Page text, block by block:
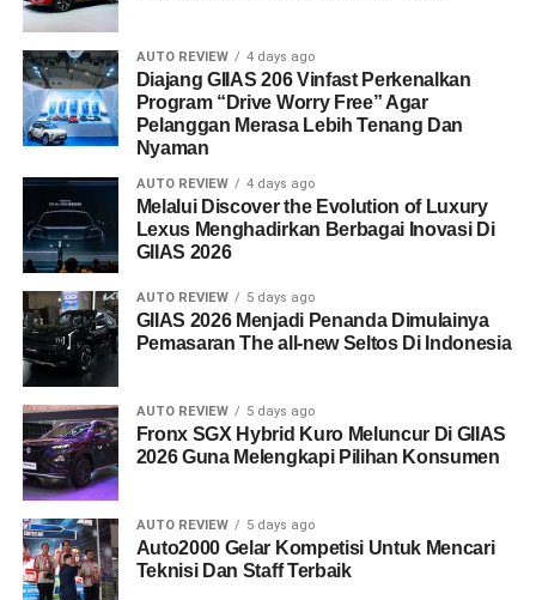
AUTO REVIEW 4 days ago
Diajang GIIAS 206 Vinfast Perkenalkan
Program “Drive Worry Free” Agar
Pelanggan Merasa Lebih Tenang Dan
Nyaman
AUTO REVIEW 4 days ago
Melalui Discover the Evolution of Luxury
Lexus Menghadirkan Berbagai Inovasi Di
GIIAS 2026
AUTO REVIEW 5 days ago
GIIAS 2026 Menjadi Penanda Dimulainya
Pemasaran The all-new Seltos Di Indonesia
AUTO REVIEW 5 days ago
Fronx SGX Hybrid Kuro Meluncur Di GIIAS
2026 Guna Melengkapi Pilihan Konsumen
AUTO REVIEW 5 days ago
Auto2000 Gelar Kompetisi Untuk Mencari
Teknisi Dan Staff Terbaik